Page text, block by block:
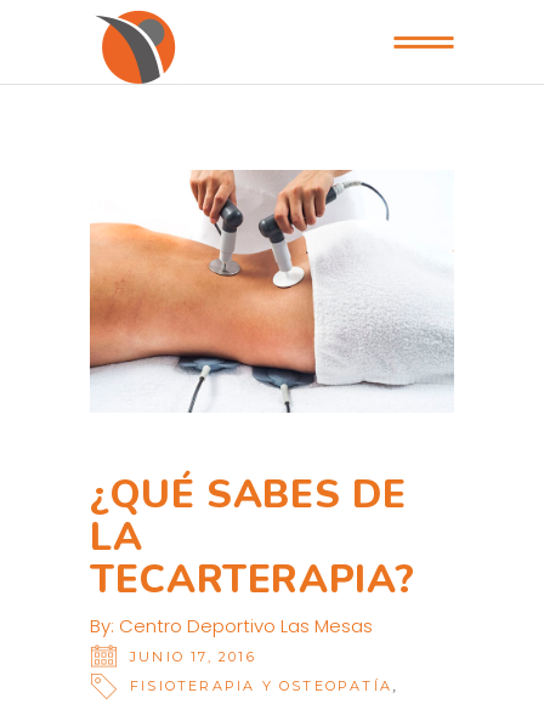
¿QUÉ SABES DE
LA
TECARTERAPIA?
By: Centro Deportivo Las Mesas
JUNIO 17, 2016
FISIOTERAPIA Y OSTEOPATÍA